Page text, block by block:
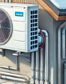
og ulemper)